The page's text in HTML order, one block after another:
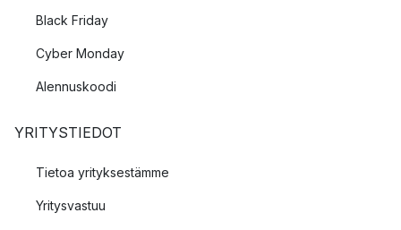
Black Friday
Cyber Monday
Alennuskoodi
YRITYSTIEDOT
Tietoa yrityksestämme
Yritysvastuu